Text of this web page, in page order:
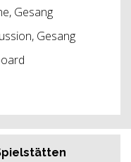
Gesang
Gesang